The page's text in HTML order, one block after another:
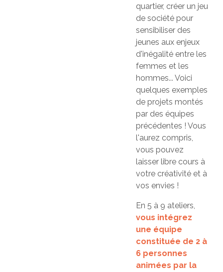
quartier, créer un jeu
de société pour
sensibiliser des
jeunes aux enjeux
d'inégalité entre les
femmes et les
hommes... Voici
quelques exemples
de projets montés
par des équipes
précédentes ! Vous
l'aurez compris,
vous pouvez
laisser libre cours à
votre créativité et à
vos envies !
En 5 à 9 ateliers,
vous intégrez
une équipe
constituée de 2 à
6 personnes
animées par la